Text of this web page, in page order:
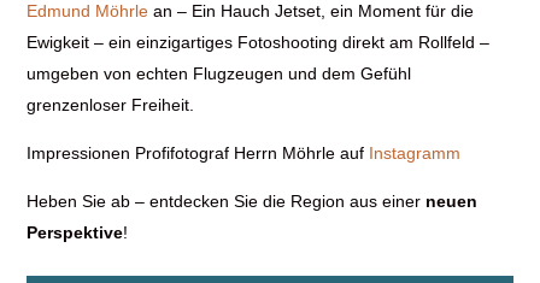
Edmund Möhrle an – Ein Hauch Jetset, ein Moment für die
Ewigkeit – ein einzigartiges Fotoshooting direkt am Rollfeld –
umgeben von echten Flugzeugen und dem Gefühl
grenzenloser Freiheit.
Impressionen Profifotograf Herrn Möhrle auf Instagramm
Heben Sie ab – entdecken Sie die Region aus einer neuen
Perspektive!